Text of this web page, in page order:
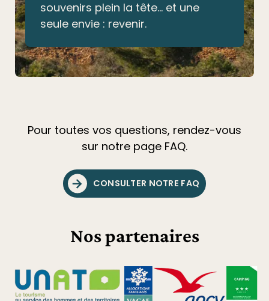
souvenirs plein la tête… et une
seule envie : revenir.
Pour toutes vos questions, rendez-vous
sur notre page FAQ.
CONSULTER NOTRE FAQ
Nos partenaires